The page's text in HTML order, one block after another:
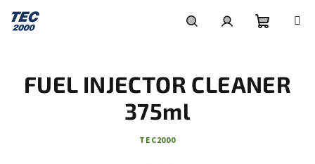
obsah
košík
FUEL INJECTOR CLEANER
375ml
TEC2000